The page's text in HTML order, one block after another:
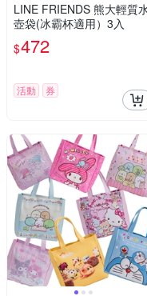
LINE FRIENDS 熊大輕質
壺袋(冰霸杯適用）3入
$472
活動 券